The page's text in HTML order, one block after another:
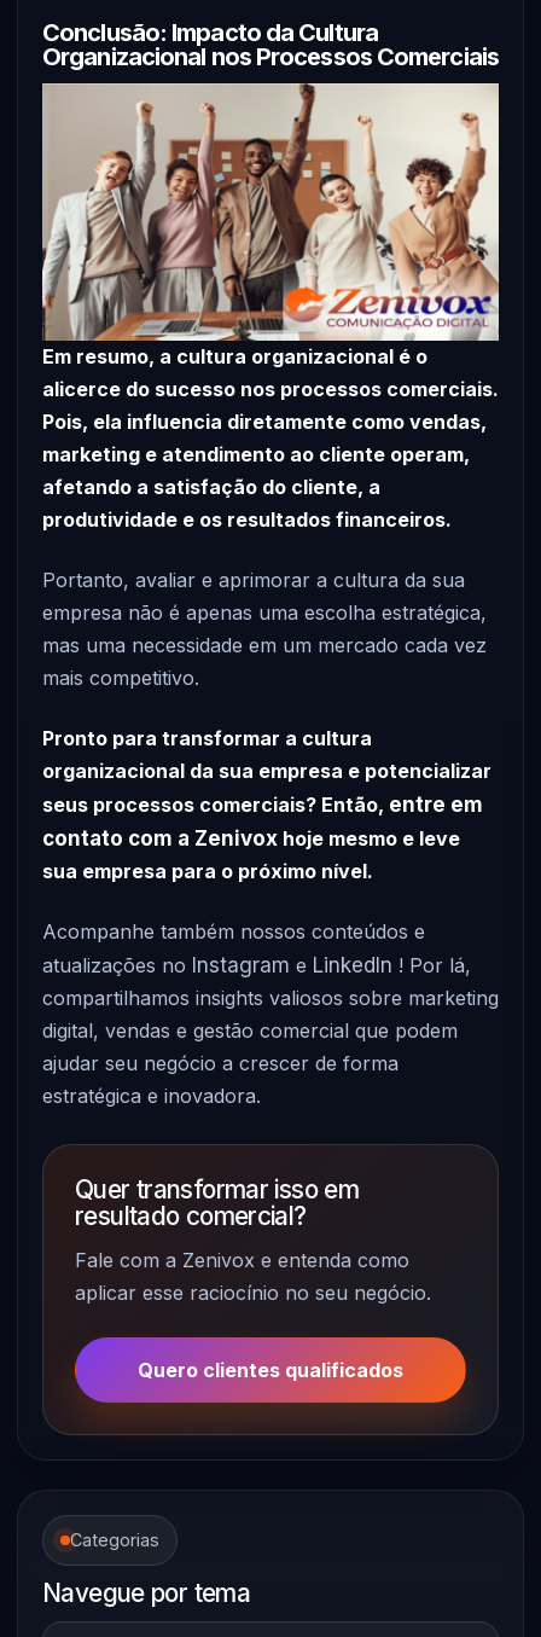
Conclusão: Impacto da Cultura
Organizacional nos Processos Comerciais
Em resumo, a cultura organizacional é o
alicerce do sucesso nos processos comerciais.
Pois, ela influencia diretamente como vendas,
marketing e atendimento ao cliente operam,
afetando a satisfação do cliente, a
produtividade e os resultados financeiros.
Portanto, avaliar e aprimorar a cultura da sua
empresa não é apenas uma escolha estratégica,
mas uma necessidade em um mercado cada vez
mais competitivo.
Pronto para transformar a cultura
organizacional da sua empresa e potencializar
seus processos comerciais? Então, entre em
contato com a Zenivox hoje mesmo e leve
sua empresa para o próximo nível.
Acompanhe também nossos conteúdos e
atualizações no Instagram e LinkedIn ! Por lá,
compartilhamos insights valiosos sobre marketing
digital, vendas e gestão comercial que podem
ajudar seu negócio a crescer de forma
estratégica e inovadora.
Quer transformar isso em
resultado comercial?
Fale com a Zenivox e entenda como
aplicar esse raciocínio no seu negócio.
Quero clientes qualificados
Categorias
Navegue por tema